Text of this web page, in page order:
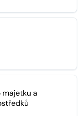
majetku a